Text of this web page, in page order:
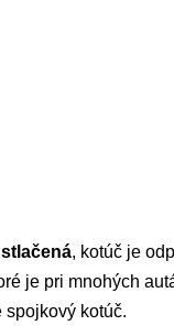
, kotúč je
je pri mnohých
spojkový kotúč.